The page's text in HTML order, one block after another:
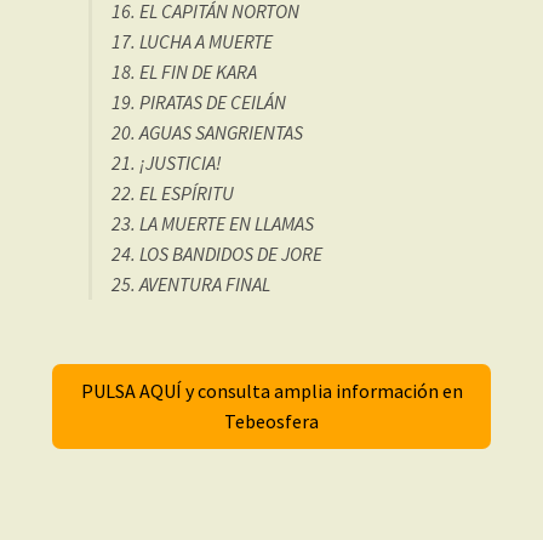
16. EL CAPITÁN NORTON
17. LUCHA A MUERTE
18. EL FIN DE KARA
19. PIRATAS DE CEILÁN
20. AGUAS SANGRIENTAS
21. ¡JUSTICIA!
22. EL ESPÍRITU
23. LA MUERTE EN LLAMAS
24. LOS BANDIDOS DE JORE
25. AVENTURA FINAL
PULSA AQUÍ y consulta amplia información en
Tebeosfera